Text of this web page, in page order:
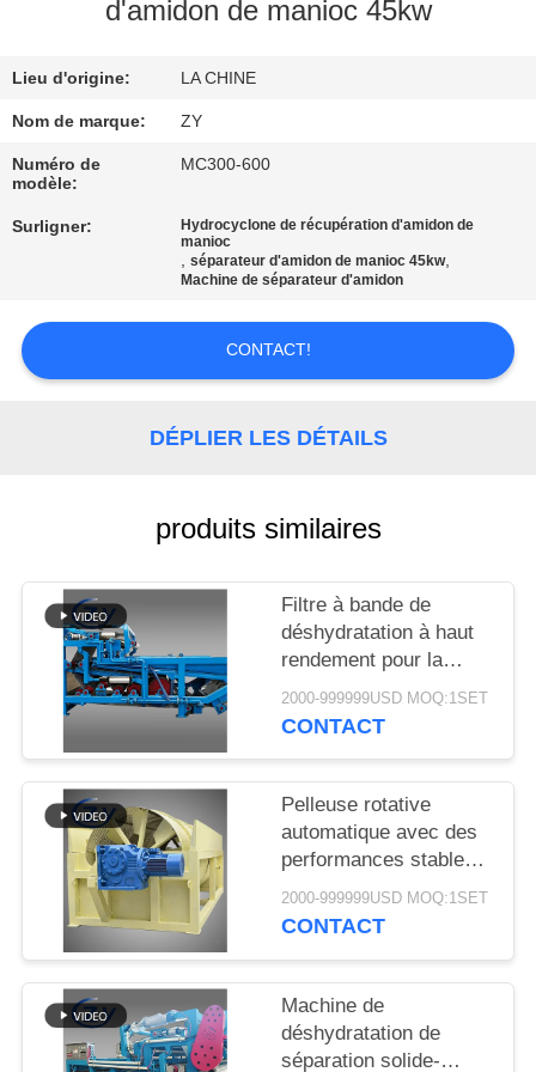
DE
QUALITÉ
NOUS
NOUVELLES
DEMANDEZ
DU
SITE
PRIVACY
d'amidon de manioc 45kw
Lieu d'origine: LA CHINE
Nom de marque: ZY
Numéro de
modèle:
MC300-600
Surligner:
Hydrocyclone de récupération d'amidon de
manioc
,séparateur d'amidon de manioc 45kw,
Machine de séparateur d'amidon
CONTACT!
DÉPLIER LES DÉTAILS
produits similaires
Filtre à bande de
déshydratation à haut
rendement pour la
déshydratation stable
des boues dans les
l'amidon de manioc
2000-999999USD MOQ:1SET
CONTACT
Pelleuse rotative
automatique avec des
performances stables
pour la production
d'amidon de manioc et
2000-999999USD MOQ:1SET
CONTACT
Machine de
déshydratation de
séparation solide-